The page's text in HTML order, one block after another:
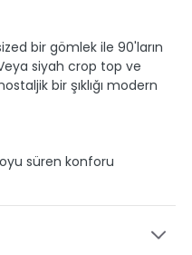
bir gömlek ile 90'ların
siyah crop top ve
bir şıklığı modern
süren konforu